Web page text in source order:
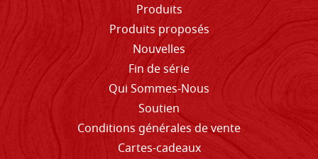
Produits
Produits proposés
Nouvelles
Fin de série
Qui Sommes-Nous
Soutien
Conditions générales de vente
Cartes-cadeaux